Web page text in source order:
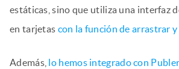
estáticas, sino que utiliza una interfaz
en tarjetas con la función de arrastrar
Además, lo hemos integrado con Publer